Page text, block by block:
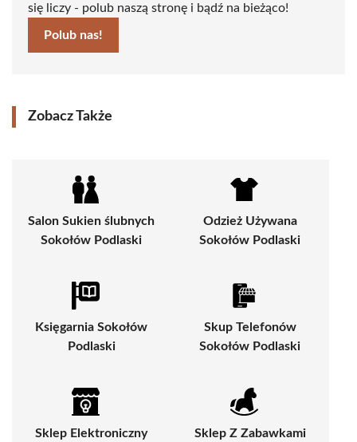
się liczy - polub naszą stronę i bądź na bieżąco!
Polub nas!
Zobacz Także
Salon Sukien ślubnych
Sokołów Podlaski
Odzież Używana
Sokołów Podlaski
Księgarnia Sokołów
Podlaski
Skup Telefonów
Sokołów Podlaski
Sklep Elektroniczny Sklep Z Zabawkami